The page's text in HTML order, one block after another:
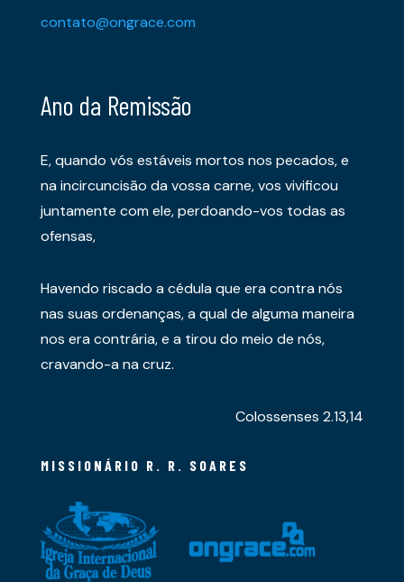
contato@ongrace.com
Ano da Remissão
E, quando vós estáveis mortos nos pecados, e
na incircuncisão da vossa carne, vos vivificou
juntamente com ele, perdoando-vos todas as
ofensas,
Havendo riscado a cédula que era contra nós
nas suas ordenanças, a qual de alguma maneira
nos era contrária, e a tirou do meio de nós,
cravando-a na cruz.
Colossenses 2.13,14
MISSIONÁRIO R. R. SOARES